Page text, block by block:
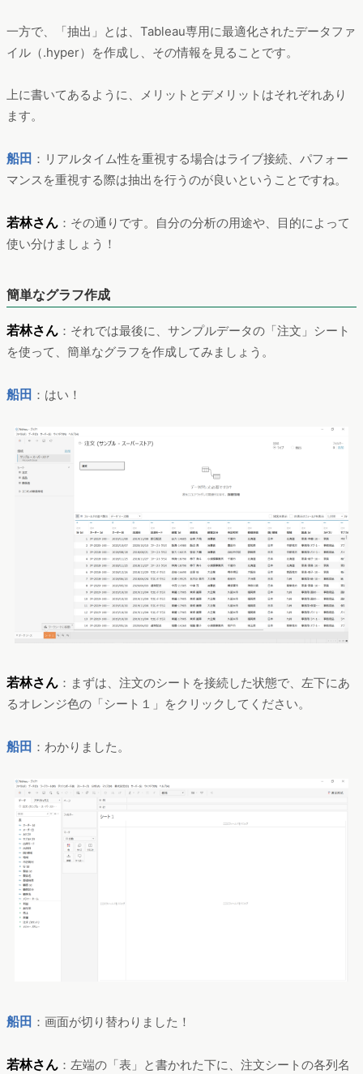
一方で、「抽出」とは、Tableau専用に最適化されたデータファ
イル（.hyper）を作成し、その情報を見ることです。
上に書いてあるように、メリットとデメリットはそれぞれあり
ます。
船田 ：リアルタイム性を重視する場合はライブ接続、パフォー
マンスを重視する際は抽出を行うのが良いということですね。
若林さん ：その通りです。自分の分析の用途や、目的によって
使い分けましょう！
簡単なグラフ作成
若林さん ：それでは最後に、サンプルデータの「注文」シート
を使って、簡単なグラフを作成してみましょう。
船田 ：はい！
若林さん ：まずは、注文のシートを接続した状態で、左下にあ
るオレンジ色の「シート１」をクリックしてください。
船田 ：わかりました。
船田 ：画面が切り替わりました！
若林さん ：左端の「表」と書かれた下に、注文シートの各列名